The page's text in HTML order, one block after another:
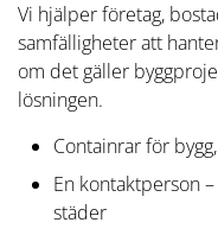
Vi hjälper företag,
samfälligheter att
om det gäller
lösningen.
Containrar för
En kontaktperson
städer